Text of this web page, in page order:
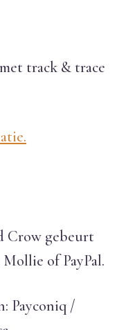
track & trace
Crow gebeurt
of PayPal.
Payconiq /